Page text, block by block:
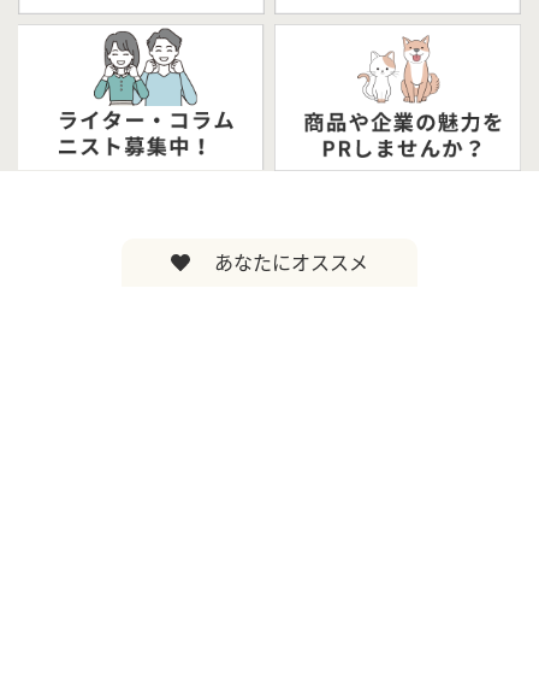
あなたにオススメ